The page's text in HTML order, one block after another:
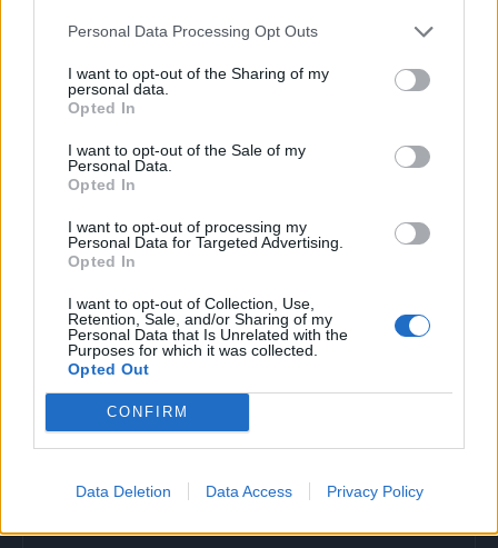
Personal Data Processing Opt Outs
I want to opt-out of the Sharing of my
personal data.
Opted In
I want to opt-out of the Sale of my
Personal Data.
Opted In
I want to opt-out of processing my
Personal Data for Targeted Advertising.
Opted In
I want to opt-out of Collection, Use,
Retention, Sale, and/or Sharing of my
Personal Data that Is Unrelated with the
Purposes for which it was collected.
Opted Out
CONFIRM
Data Deletion Data Access Privacy Policy
procijedite tečnost. Dodajte kašiku meda, promešajte.
Ostavite da se ohladi, pa dobijeno vino pijte postepeno u
gutljajima tokom dana prije jela. Ovaj tretman se
Osim što pozitivno djeluje na zdravlje pluća, sremuš
pozitivno utiče na koncentraciju, čuva zdravlje srca i
krvnih sudova, smanjuje osjećaj umora i nesanicu,
artritisa, čisti crijeva, snižava pritisak, reguliše stolicu, čisti
cijeli organizam od otrova.
Povezano